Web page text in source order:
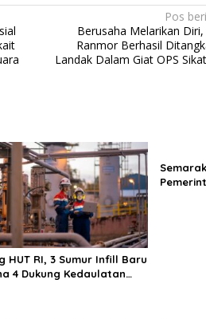
Pos
Berusaha Melarikan Diri,
Ranmor Berhasil
Landak Dalam Giat OPS
HUT RI, 3 Sumur Infill Baru
4 Dukung Kedaulatan